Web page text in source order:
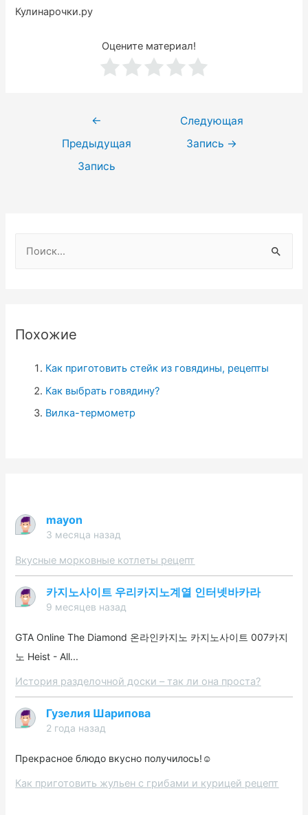
Кулинарочки.ру
Оцените материал!
Навигация
записям
←
Предыдущая
Запись
Следующая
Запись →
:Похожие
Как приготовить стейк из говядины, рецепты
Как выбрать говядину?
Вилка-термометр
mayon
3 месяца назад
Вкусные морковные котлеты рецепт
카지노사이트 우리카지노계열 인터넷바카라
9 месяцев назад
GTA Online The Diamond 온라인카지노 카지노사이트 007카지
노 Heist - All...
История разделочной доски – так ли она проста?
Гузелия Шарипова
2 года назад
Прекрасное блюдо вкусно получилось!☺️
Как приготовить жульен с грибами и курицей рецепт